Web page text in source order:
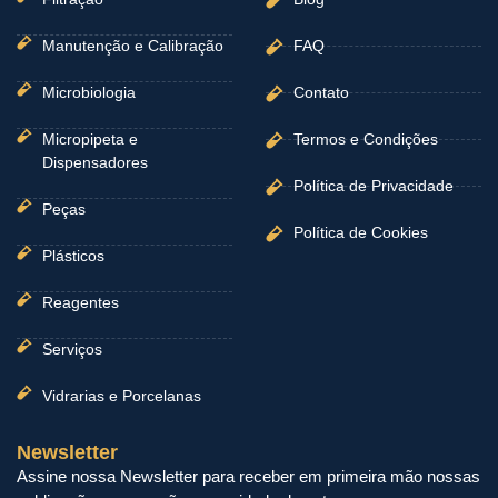
Manutenção e Calibração
Microbiologia
Micropipeta e
Dispensadores
Peças
Plásticos
Reagentes
Serviços
Vidrarias e Porcelanas
FAQ
Contato
Termos e Condições
Política de Privacidade
Política de Cookies
Newsletter
Assine nossa Newsletter para receber em primeira mão nossas